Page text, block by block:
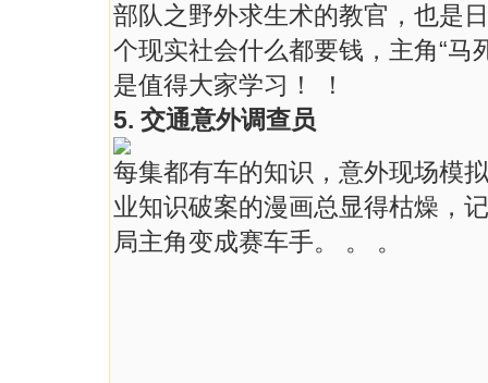
部队之野外求生术的教官，也是
个现实社会什么都要钱，主角“马
是值得大家学习！ ！
5. 交通意外调查员
每集都有车的知识，意外现场模
业知识破案的漫画总显得枯燥，
局主角变成赛车手。 。 。